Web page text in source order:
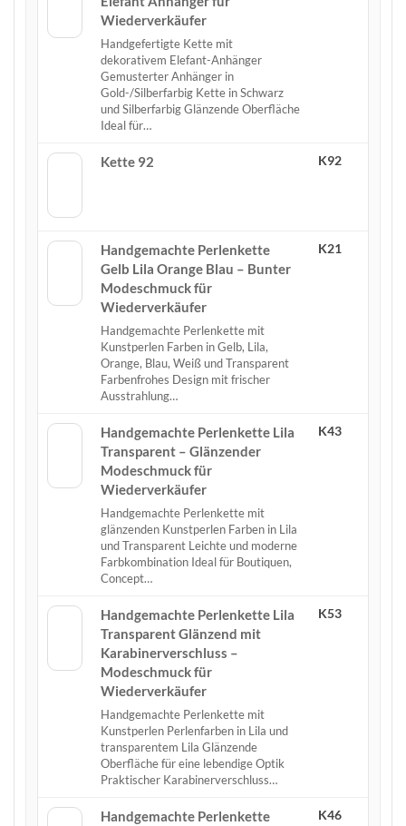
Wiederverkäufer
Handgefertigte Kette mit
dekorativem Elefant-Anhänger
Gemusterter Anhänger in
Gold-/Silberfarbig Kette in Schwarz
und Silberfarbig Glänzende Oberfläche
Ideal für…
Kette 92 K92
Handgemachte Perlenkette
Gelb Lila Orange Blau – Bunter
Modeschmuck für
Wiederverkäufer
Handgemachte Perlenkette mit
Kunstperlen Farben in Gelb, Lila,
Orange, Blau, Weiß und Transparent
Farbenfrohes Design mit frischer
Ausstrahlung…
K21
Handgemachte Perlenkette Lila
Transparent – Glänzender
Modeschmuck für
Wiederverkäufer
Handgemachte Perlenkette mit
glänzenden Kunstperlen Farben in Lila
und Transparent Leichte und moderne
Farbkombination Ideal für Boutiquen,
Concept…
K43
Handgemachte Perlenkette Lila
Transparent Glänzend mit
Karabinerverschluss –
Modeschmuck für
Wiederverkäufer
Handgemachte Perlenkette mit
Kunstperlen Perlenfarben in Lila und
transparentem Lila Glänzende
Oberfläche für eine lebendige Optik
Praktischer Karabinerverschluss…
K53
Handgemachte Perlenkette
K46